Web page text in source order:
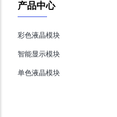
产品中心
彩色液晶模块
智能显示模块
单色液晶模块